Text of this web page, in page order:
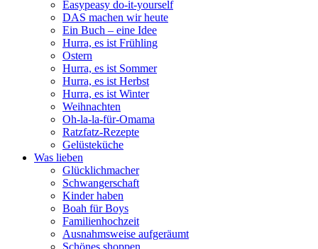
Easypeasy do-it-yourself
DAS machen wir heute
Ein Buch – eine Idee
Hurra, es ist Frühling
Ostern
Hurra, es ist Sommer
Hurra, es ist Herbst
Hurra, es ist Winter
Weihnachten
Oh-la-la-für-Omama
Ratzfatz-Rezepte
Gelüsteküche
Was lieben
Glücklichmacher
Schwangerschaft
Kinder haben
Boah für Boys
Familienhochzeit
Ausnahmsweise aufgeräumt
Schönes shoppen